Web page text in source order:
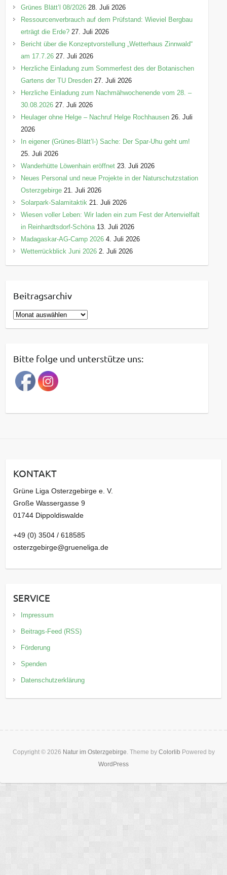
e
n
Grünes Blätt’l 08/2026 28. Juli 2026
Ressourcenverbrauch auf dem Prüfstand: Wieviel Bergbau
erträgt die Erde? 27. Juli 2026
Bericht über die Konzeptvorstellung „Wetterhaus Zinnwald“
am 17.7.26 27. Juli 2026
Herzliche Einladung zum Sommerfest des der Botanischen
Gartens der TU Dresden 27. Juli 2026
Herzliche Einladung zum Nachmähwochenende vom 28. –
30.08.2026 27. Juli 2026
Heulager ohne Helge – Nachruf Helge Rochhausen 26. Juli
2026
In eigener (Grünes-Blätt’l-) Sache: Der Spar-Uhu geht um!
25. Juli 2026
Wanderhütte Löwenhain eröffnet 23. Juli 2026
Neues Personal und neue Projekte in der Naturschutzstation
Osterzgebirge 21. Juli 2026
Solarpark-Salamitaktik 21. Juli 2026
Wiesen voller Leben: Wir laden ein zum Fest der Artenvielfalt
in Reinhardtsdorf-Schöna 13. Juli 2026
Madagaskar-AG-Camp 2026 4. Juli 2026
Wetterrückblick Juni 2026 2. Juli 2026
Beitragsarchiv
B
e
r
a
g
a
v
Bitte folge und unterstütze uns:
KONTAKT
Grüne Liga Osterzgebirge e. V.
Große Wassergasse 9
01744 Dippoldiswalde
+49 (0) 3504 / 618585
osterzgebirge@grueneliga.de
SERVICE
Impressum
Beitrags-Feed (RSS)
Förderung
Spenden
Datenschutzerklärung
Copyright © 2026 Natur im Osterzgebirge. Theme by Colorlib Powered by
WordPress